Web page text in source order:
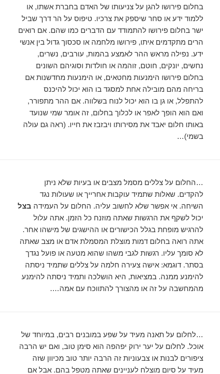
בחלום פירושו להגן על צניעותו של האדם בחברת אשתו, או
ללמוד ידע או סחר שיספק את צרכיו. טיפוס על הר דרך שביל
ישר בחלום פירושו להתמודד עם הדברים כמו שהם. אם רואים
הרים מתקדמים איתו, פירושו מלחמה או סכסוך גדול בין אנשי
ידע. נפילה מראש ההר לאמצע בהמות, עורבים, נשרים,
נחשים, יונקים, חוטם, זוהמה או חולדות וסוגיהם השונים
בחלום פירושו הימנעות מחטאים, או הימנעות מחדשנות אם
בריחה מהם מובילה אחת למסגד בו הוא יכול להיכנס
להתפלל, או גן בו הוא יכול לנוח בשלווה. אם ההר מתפורר,
ואם הוא הופך לאפר או לכלוך בחלום, זה אומר שמי שנועד
באותו חלום יאבד את מסירותו ויבזבז את חייו. (ראה גם עולה
בשמי)…
…החלום על צללים מסמל מצבים או בעיות שלא ניתן
להקדים. שאלות שתמיד עוקבות אחרייך או שעולות נגד
השיחה. אי אפשר שלא לחשוב עליה. החלום על העמידה בצל
יכול לשקף את הרגשות שאתה מוזנח כל הזמן. אתה עלול
להרגיש מופחת בגלל הכישורים או ההישגים של מישהו אחר.
אתה רואה בחלום דמות מוצלת המסמלת אדם או מצב שאתה
לא סומך עליו. רגשות לגבי משהו שהוא מטעה או פועל נגדך
בסתר. דוגמא: אישה צעירה חלמה על צללים שתמיד ניסתה
להימנע ממנה. במציאות, היא הושלכה ותמיד ניסתה להימנע
מהמחשבה על זה או מהצורך להתווכח עם אמה….
…לחלום על תאנה מעיד על שפע במובנים רבים, במיוחד של
אוכל. לחלום על יער ירוק יפהפה הוא סימן טוב, ואם יש הרבה
ציפורים לבנות או צבעוניות זה הרבה יותר טוב מכיוון שזה
מעיד על סיום מוצלח לעניינים שאתה מטפל בהם. אבל אם